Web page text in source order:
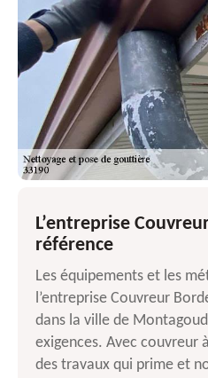
L’entreprise
référence
Les équipements et les
l’entreprise Couvreur
dans la ville de
exigences. Avec couvreur
des travaux qui prime et